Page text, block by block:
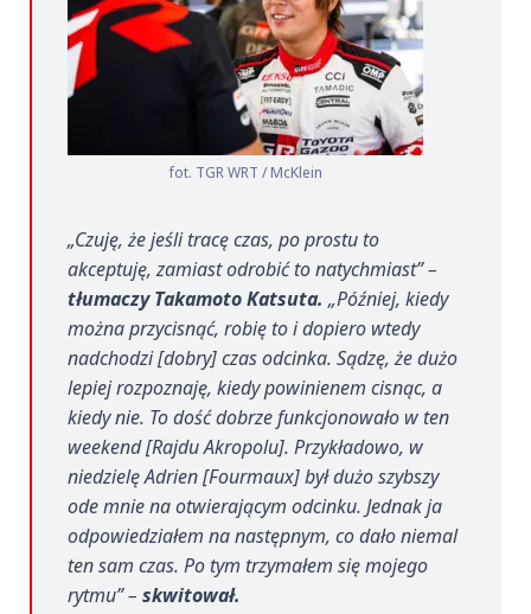
fot. TGR WRT / McKlein
„Czuję, że jeśli tracę czas, po prostu to
akceptuję, zamiast odrobić to natychmiast” –
tłumaczy Takamoto Katsuta. „Później, kiedy
można przycisnąć, robię to i dopiero wtedy
nadchodzi [dobry] czas odcinka. Sądzę, że dużo
lepiej rozpoznaję, kiedy powinienem cisnąc, a
kiedy nie. To dość dobrze funkcjonowało w ten
weekend [Rajdu Akropolu]. Przykładowo, w
niedzielę Adrien [Fourmaux] był dużo szybszy
ode mnie na otwierającym odcinku. Jednak ja
odpowiedziałem na następnym, co dało niemal
ten sam czas. Po tym trzymałem się mojego
rytmu” – skwitował.